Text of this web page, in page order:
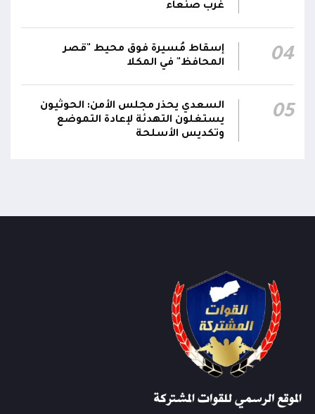
لتوجيهات القيادة السياسية والعسكرية
ومقتضيات الموقف العملياتي
غرب صنعاء
04
إسقاط مُسيرة فوق محيط "قصر
المحافظ" في المكلا
05
السعدي يحذر مجلس الأمن: الحوثيون
يستغلون التهدئة لإعادة التموضع
وتكديس الأسلحة